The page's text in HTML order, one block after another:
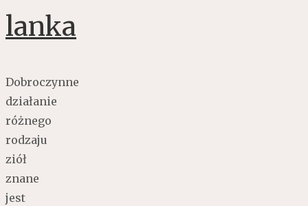
Dobroczynne
działanie
różnego
rodzaju
ziół
znane
jest